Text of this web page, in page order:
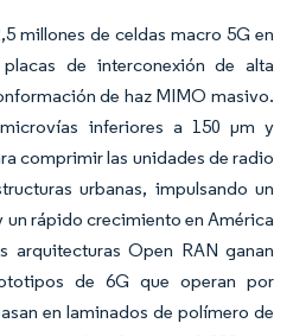
millones de celdas macro 5G en
de interconexión de alta
de haz MIMO masivo.
inferiores a 150 μm y
comprimir las unidades de radio
urbanas, impulsando un
un rápido crecimiento en América
arquitecturas Open RAN ganan
de 6G que operan por
en laminados de polímero de